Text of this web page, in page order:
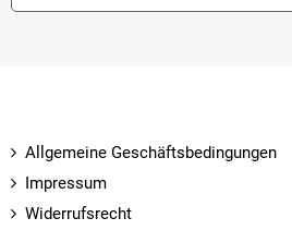
Allgemeine Geschäftsbedingungen
Impressum
Widerrufsrecht